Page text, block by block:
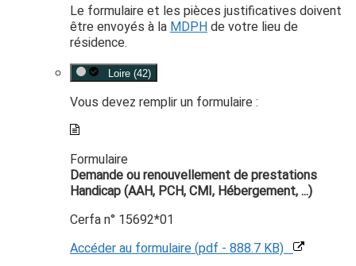
Le formulaire et les pièces justificatives doivent
être envoyés à la MDPHde votre lieu de
résidence.
Loire (42)
Vous devez remplir un formulaire :
Formulaire
Demande ou renouvellement de prestations
Handicap (AAH, PCH, CMI, Hébergement, ...)
Cerfa n° 15692*01
Accéder au formulaire (pdf - 888.7 KB)